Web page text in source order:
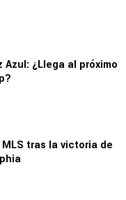
¿Llega al próximo
tras la victoria de